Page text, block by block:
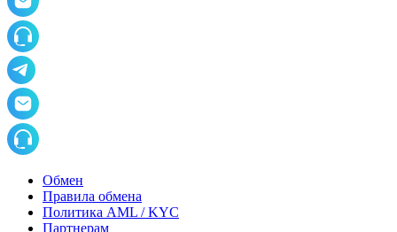
Обмен
Правила обмена
Политика AML / KYC
Партнерам